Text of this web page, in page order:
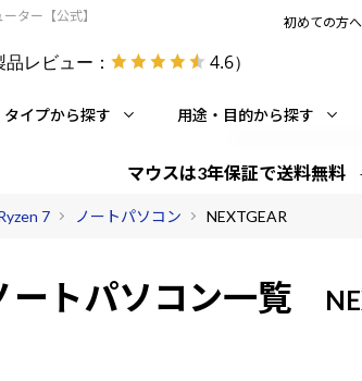
ター【公式】
品レビュー： 4.6）
初めての方へ
タイプから探す 用途・目的から探す
マウスは3年保証で送料無料
7 ノートパソコン NEXTGEAR
ートパソコン一覧